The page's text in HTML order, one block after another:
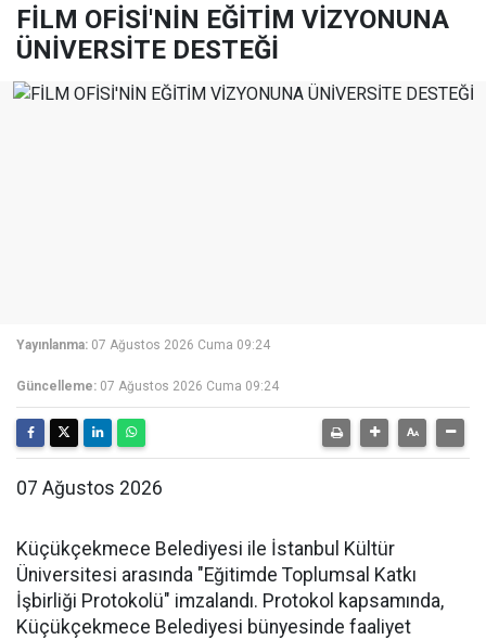
FİLM OFİSİ'NİN EĞİTİM VİZYONUNA
ÜNİVERSİTE DESTEĞİ
Yayınlanma: 07 Ağustos 2026 Cuma 09:24
Güncelleme: 07 Ağustos 2026 Cuma 09:24
07 Ağustos 2026
Küçükçekmece Belediyesi ile İstanbul Kültür
Üniversitesi arasında "Eğitimde Toplumsal Katkı
İşbirliği Protokolü" imzalandı. Protokol kapsamında,
Küçükçekmece Belediyesi bünyesinde faaliyet